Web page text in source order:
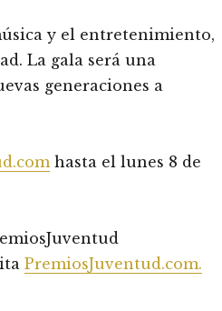
y el entretenimiento,
La gala será una
generaciones a
hasta el lunes 8 de
PremiosJuventud.com.